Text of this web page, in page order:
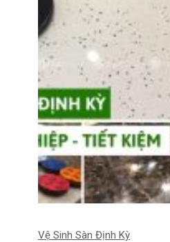
Vệ Sinh Sàn Định Kỳ